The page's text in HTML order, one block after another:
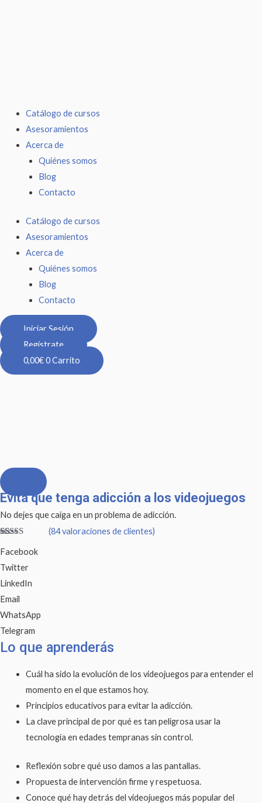
Catálogo de cursos
Asesoramientos
Acerca de
Quiénes somos
Blog
Contacto
Catálogo de cursos
Asesoramientos
Acerca de
Quiénes somos
Blog
Contacto
Iniciar Sesión
Regístrate
0,00€0Carrito
Evita que tenga adicción a los videojuegos
No dejes que caiga en un problema de adicción.
con4.57
base a
de clientes
(84valoraciones de clientes)
Facebook
Twitter
LinkedIn
Email
WhatsApp
Telegram
Lo que aprenderás
Cuál ha sido la evolución de los videojuegos para entender el
momento en el que estamos hoy.
Principios educativos para evitar la adicción.
La clave principal de por qué es tan peligrosa usar la
tecnología en edades tempranas sin control.
Reflexión sobre qué uso damos a las pantallas.
Propuesta de intervención firme y respetuosa.
Conoce qué hay detrás del videojuegos más popular del
Evita
que
tenga